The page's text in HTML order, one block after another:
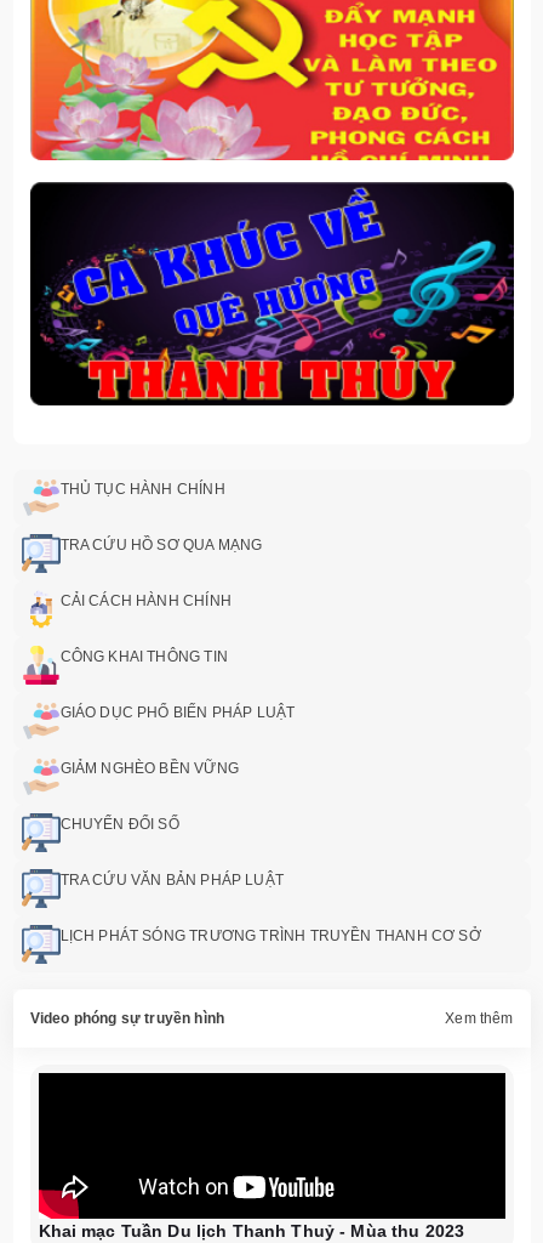
THỦ TỤC HÀNH CHÍNH
TRA CỨU HỒ SƠ QUA MẠNG
CẢI CÁCH HÀNH CHÍNH
CÔNG KHAI THÔNG TIN
GIÁO DỤC PHỔ BIẾN PHÁP LUẬT
GIẢM NGHÈO BỀN VỮNG
CHUYỂN ĐỔI SỐ
TRA CỨU VĂN BẢN PHÁP LUẬT
LỊCH PHÁT SÓNG TRƯƠNG TRÌNH TRUYỀN THANH CƠ SỞ
Video phóng sự truyền hình Xem thêm
Khai mạc Tuần Du lịch Thanh Thuỷ - Mùa thu 2023